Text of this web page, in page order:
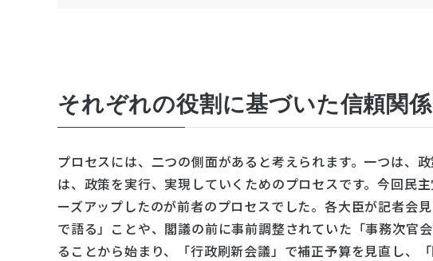
それぞれの役割に基づいた信頼関係
プロセスには、二つの側面があると考えられます。一つは、
は、政策を実行、実現していくためのプロセスです。今回民
ーズアップしたのが前者のプロセスでした。各大臣が記者会
で語る」ことや、閣議の前に事前調整されていた「事務次官
ることから始まり、「行政刷新会議」で補正予算を見直し、